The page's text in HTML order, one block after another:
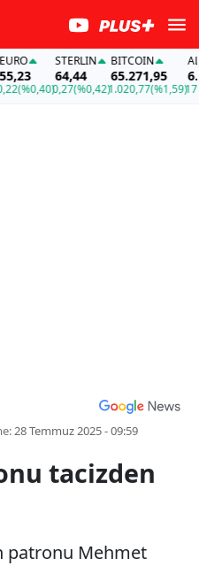
STERLIN
64,44
0,27(%0,42)
BITCOIN
65.271,95
1.020,77(%1,59)
ALTIN
179,81
28 Temmuz 2025 - 09:59
tacizden
patronu Mehmet